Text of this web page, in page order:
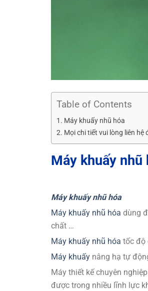
Table of Contents
Máy khuấy nhũ hóa
Mọi chi tiết vui lòng liên
Máy khuấy nhũ
Máy khuấy nhũ hóa
Máy khuấy nhũ hóa dùng
chất …
Máy khuấy nhũ hóa tốc độ
Máy khuấy nâng hạ tự
Máy thiết kế chuyên
được trong nhiều lĩnh lực